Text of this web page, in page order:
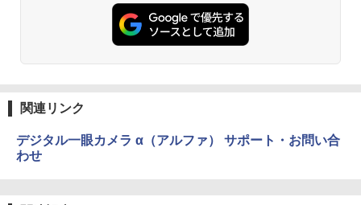
関連リンク
デジタル一眼カメラ α（アルファ） サポート・お問い合
わせ